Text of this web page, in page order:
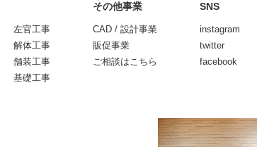
左官工事
解体工事
舗装工事
基礎工事
その他事業
CAD / 設計事業
販促事業
ご相談はこちら
SNS
instagram
twitter
facebook